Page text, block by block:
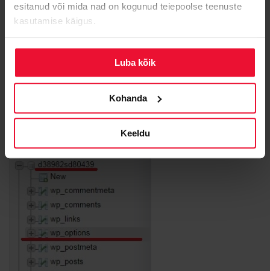
esitanud või mida nad on kogunud teiepoolse teenuste
kasutamise käigus.
Luba kõik
Kohanda
Keeldu
WordPressi URLi vahetamine
andmebaasi nimele, seejärel vali avanenud valikus
wp_options(wp asemel võib tabelitel olla ka